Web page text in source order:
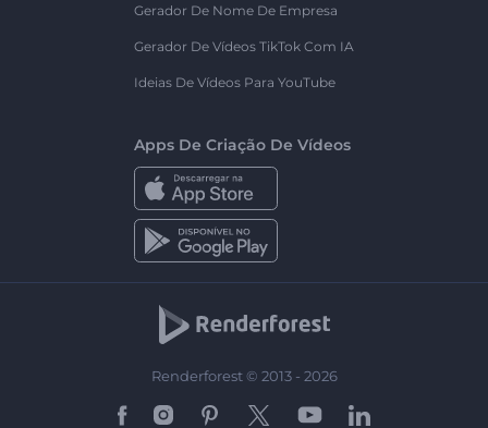
Gerador De Nome De Empresa
Gerador De Vídeos TikTok Com IA
Ideias De Vídeos Para YouTube
Apps De Criação De Vídeos
Renderforest © 2013 - 2026